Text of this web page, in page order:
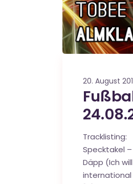
20. August
Tracklisting:
Specktakel
Däpp (Ich
international